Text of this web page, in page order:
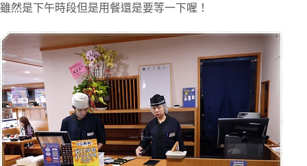
雖然是下午時段但是用餐還是要等一下喔！